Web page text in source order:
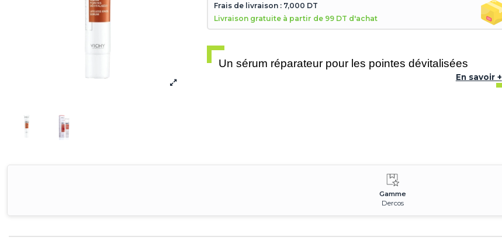
Frais de livraison : 7,000 DT
Livraison gratuite à partir de 99 DT d'achat
Un sérum réparateur pour les pointes dévitalisées
En savoir +
Gamme
Dercos